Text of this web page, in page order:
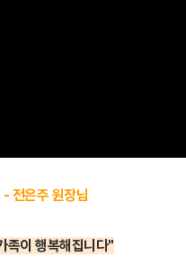
전은주 원장님
족이 행복해집니다"